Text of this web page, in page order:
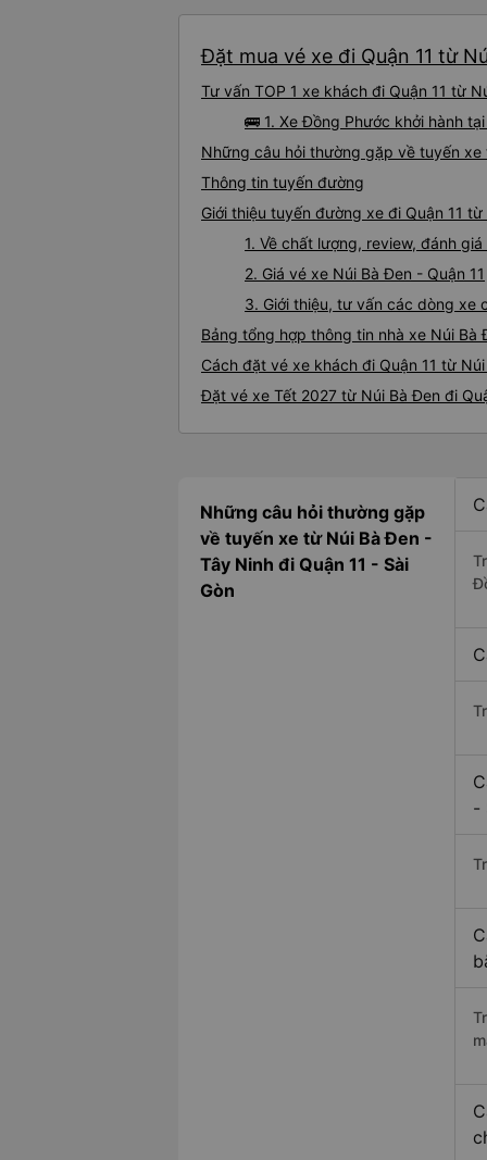
Đặt mua vé xe đi Quận 11 từ
Tư vấn TOP 1 xe khách đi Quận 11 từ
🚌 1. Xe Đồng Phước khởi hành
Những câu hỏi thường gặp về tuyến xe
Thông tin tuyến đường
Giới thiệu tuyến đường xe đi Quận 11 từ
1. Về chất lượng, review, đánh
2. Giá vé xe Núi Bà Đen - Quận 11
3. Giới thiệu, tư vấn các dòng xe
Bảng tổng hợp thông tin nhà xe Núi Bà
Cách đặt vé xe khách đi Quận 11 từ
Đặt vé xe Tết 2027 từ Núi Bà Đen đi
Những câu hỏi thường gặp
về tuyến xe từ Núi Bà Đen -
Tây Ninh đi Quận 11 - Sài
Gòn
-